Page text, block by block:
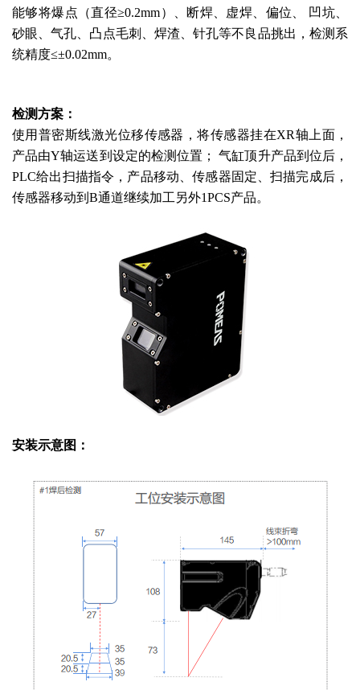
能够将爆点（直径≥0.2mm）、断焊、虚焊、偏位、 凹坑、
砂眼、气孔、凸点毛刺、焊渣、针孔等不良品挑出，检测系
统精度≤±0.02mm。
检测方案：
使用普密斯线激光位移传感器，将传感器挂在XR轴上面，
产品由Y轴运送到设定的检测位置； 气缸顶升产品到位后，
PLC给出扫描指令，产品移动、传感器固定、扫描完成后，
传感器移动到B通道继续加工另外1PCS产品。
安装示意图：